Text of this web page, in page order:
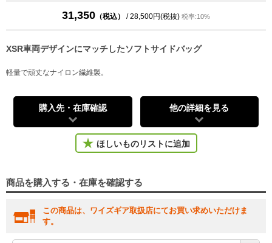
31,350 （税込） / 28,500円(税抜) 税率:10%
XSR車両デザインにマッチしたソフトサイドバッグ
軽量で頑丈なナイロン繊維製。
購入先・在庫確認 他の詳細を見る
ほしいものリストに追加
商品を購入する・在庫を確認する
この商品は、ワイズギア取扱店にてお買い求めいただけま
す。